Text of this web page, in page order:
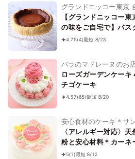
グランドニッコー東京
【グランドニッコー
の味をご自宅で】バス
4.75(4)最短 8/23
バラのマドレーヌのお
ローズガーデンケーキ
チゴケーキ
4.57(65)最短 8/20
安心食材のケーキ＊サ
〈アレルギー対応〉
粉と安心材料＊カーネ
ーデコレーション★4
5(1)最短 8/12